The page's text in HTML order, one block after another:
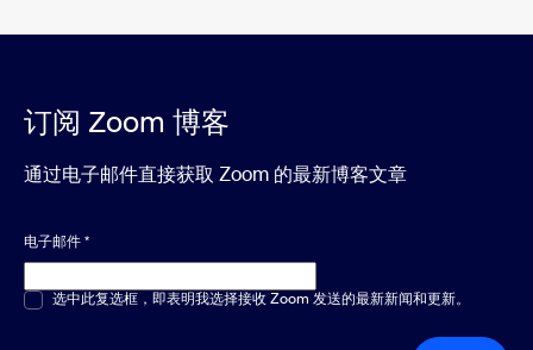
订阅 Zoom 博客
通过电子邮件直接获取 Zoom 的最新博客文章
电子邮件*
多选或单选*
选中此复选框，即表明我选择接收 Zoom 发送的最新新闻和更新。